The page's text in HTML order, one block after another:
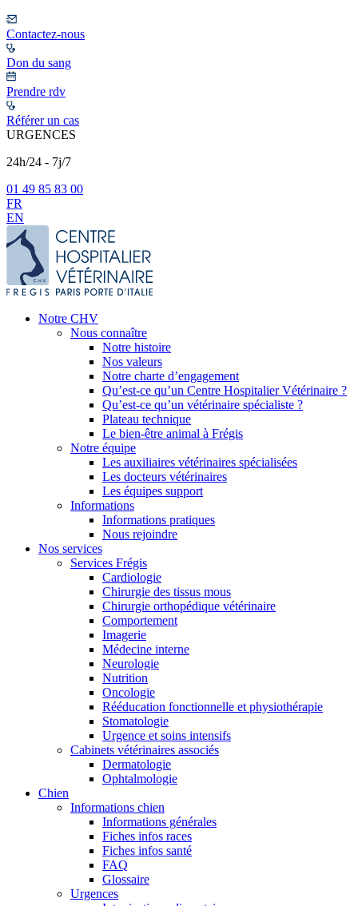
Contactez-nous
Don du sang
Prendre rdv
Référer un cas
URGENCES
24h/24 - 7j/7
01 49 85 83 00
FR
EN
Notre CHV
Nous connaître
Notre histoire
Nos valeurs
Notre charte d’engagement
Qu’est-ce qu’un Centre Hospitalier Vétérinaire ?
Qu’est-ce qu’un vétérinaire spécialiste ?
Plateau technique
Le bien-être animal à Frégis
Notre équipe
Les auxiliaires vétérinaires spécialisées
Les docteurs vétérinaires
Les équipes support
Informations
Informations pratiques
Nous rejoindre
Nos services
Services Frégis
Cardiologie
Chirurgie des tissus mous
Chirurgie orthopédique vétérinaire
Comportement
Imagerie
Médecine interne
Neurologie
Nutrition
Oncologie
Rééducation fonctionnelle et physiothérapie
Stomatologie
Urgence et soins intensifs
Cabinets vétérinaires associés
Dermatologie
Ophtalmologie
Chien
Informations chien
Informations générales
Fiches infos races
Fiches infos santé
FAQ
Glossaire
Urgences